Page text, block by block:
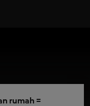
rumah =